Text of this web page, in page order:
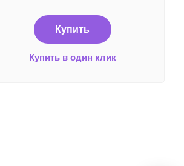
Купить
Купить в один клик